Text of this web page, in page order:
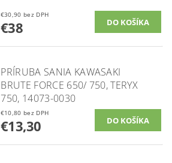
€30,90 bez DPH
€38
PRÍRUBA SANIA KAWASAKI
BRUTE FORCE 650/ 750, TERYX
750, 14073-0030
€10,80 bez DPH
€13,30